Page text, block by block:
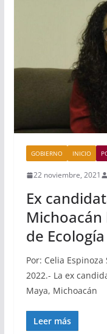
GOBIERNO INICIO
22 noviembre, 2021
Ex
Michoacán
de
Por: Celia
2022.- La ex
Maya, Michoacán
Leer más